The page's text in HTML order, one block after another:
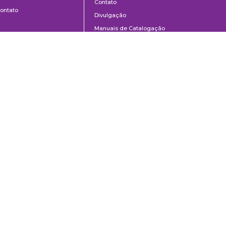
Contato
Divulgação
Manuais de Catalogação